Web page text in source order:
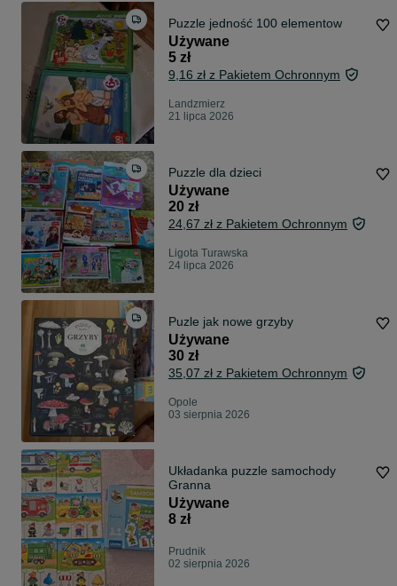
Puzzle jedność 100 elementow
Używane
5 zł
9,16 zł z Pakietem Ochronnym
Landzmierz
21 lipca 2026
Puzzle dla dzieci
Używane
20 zł
24,67 zł z Pakietem Ochronnym
Ligota Turawska
24 lipca 2026
Puzle jak nowe grzyby
Używane
30 zł
35,07 zł z Pakietem Ochronnym
Opole
03 sierpnia 2026
Układanka puzzle samochody
Granna
Używane
8 zł
Prudnik
02 sierpnia 2026